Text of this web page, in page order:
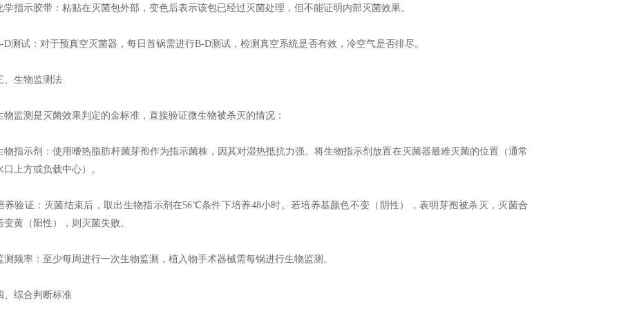
示胶带：粘贴在灭菌包外部，变色后表示该包已经过灭菌处理，但不能证明内部灭菌效果。
试：对于预真空灭菌器，每日首锅需进行B-D测试，检测真空系统是否有效，冷空气是否排尽。
生物监测法
测是灭菌效果判定的金标准，直接验证微生物被杀灭的情况：
示剂：使用嗜热脂肪杆菌芽孢作为指示菌株，因其对湿热抵抗力强。将生物指示剂放置在灭菌器最难灭菌的位置（通常
口上方或负载中心）。
证：灭菌结束后，取出生物指示剂在56℃条件下培养48小时。若培养基颜色不变（阴性），表明芽孢被杀灭，灭菌合
变黄（阳性），则灭菌失败。
率：至少每周进行一次生物监测，植入物手术器械需每锅进行生物监测。
综合判断标准